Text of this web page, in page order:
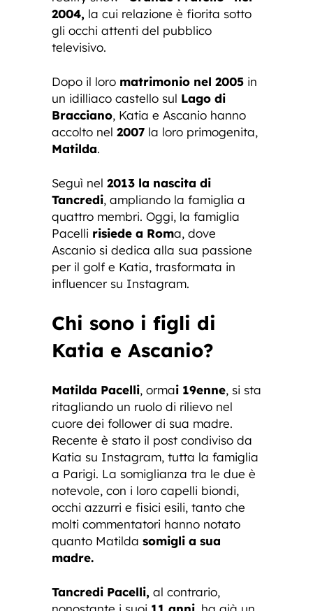
2004, la cui relazione è fiorita sotto
gli occhi attenti del pubblico
televisivo.
Dopo il loro matrimonio nel 2005 in
un idilliaco castello sul Lago di
Bracciano, Katia e Ascanio hanno
accolto nel 2007 la loro primogenita,
Matilda.
Seguì nel 2013 la nascita di
Tancredi, ampliando la famiglia a
quattro membri. Oggi, la famiglia
Pacelli risiede a Roma, dove
Ascanio si dedica alla sua passione
per il golf e Katia, trasformata in
influencer su Instagram.
Chi sono i figli di
Katia e Ascanio?
Matilda Pacelli, ormai 19enne, si sta
ritagliando un ruolo di rilievo nel
cuore dei follower di sua madre.
Recente è stato il post condiviso da
Katia su Instagram, tutta la famiglia
a Parigi. La somiglianza tra le due è
notevole, con i loro capelli biondi,
occhi azzurri e fisici esili, tanto che
molti commentatori hanno notato
quanto Matilda somigli a sua
madre.
Tancredi Pacelli, al contrario,